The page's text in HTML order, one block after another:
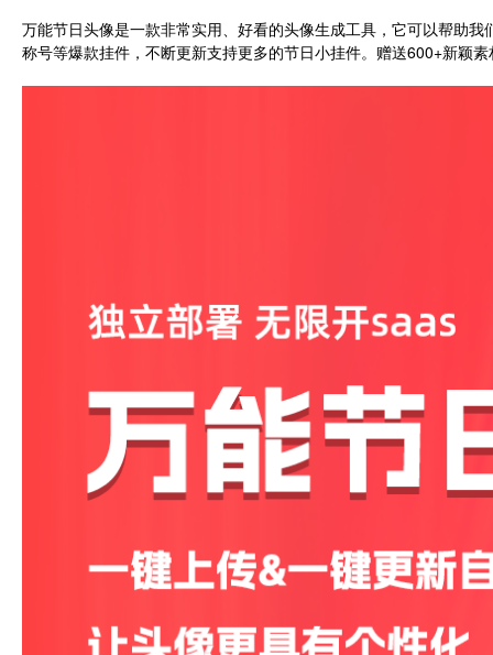
万能节日头像是一款非常实用、好看的头像生成工具，它可以帮助
称号等爆款挂件，不断更新支持更多的节日小挂件。赠送600+新颖